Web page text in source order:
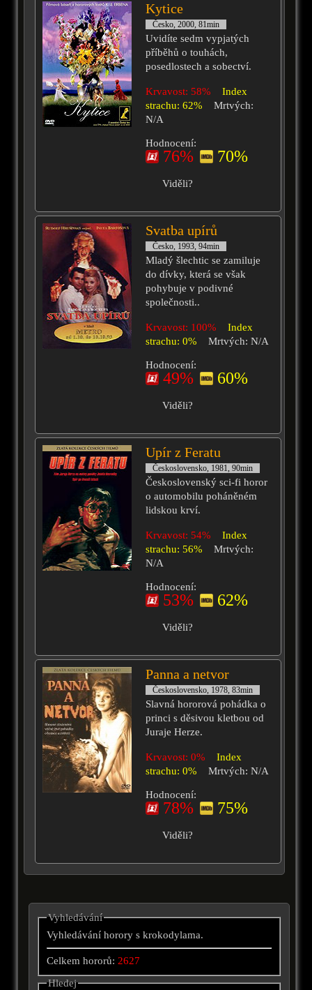
Kytice
Česko, 2000, 81min
Uvidíte sedm vypjatých
příběhů o touhách,
posedlostech a sobectví.
Krvavost: 58%
Index
strachu: 62%
Mrtvých:
N/A
Hodnocení:
76% 70%
Viděli?
Svatba upírů
Česko, 1993, 94min
Mladý šlechtic se zamiluje
do dívky, která se však
pohybuje v podivné
společnosti..
Krvavost: 100%
Index
strachu: 0%
Mrtvých: N/A
Hodnocení:
49% 60%
Viděli?
Upír z Feratu
Československo, 1981, 90min
Československý sci-fi horor
o automobilu poháněném
lidskou krví.
Krvavost: 54%
Index
strachu: 56%
Mrtvých:
N/A
Hodnocení:
53% 62%
Viděli?
Panna a netvor
Československo, 1978, 83min
Slavná hororová pohádka o
princi s děsivou kletbou od
Juraje Herze.
Krvavost: 0%
Index
strachu: 0%
Mrtvých: N/A
Hodnocení:
78% 75%
Viděli?
Vyhledávání
Vyhledávání horory s krokodylama.
Celkem hororů:2627
Hledej